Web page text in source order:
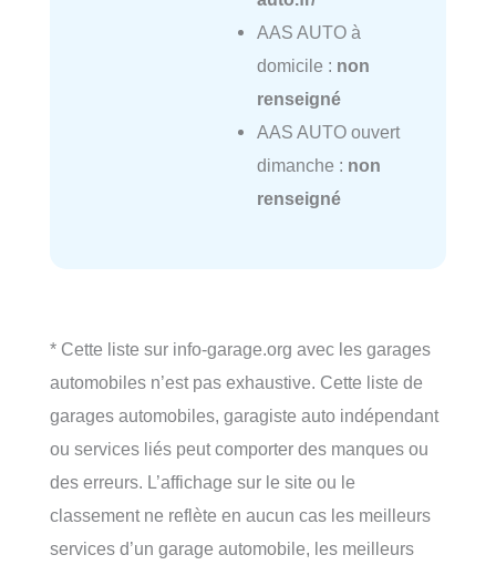
AAS AUTO à
domicile : non
renseigné
AAS AUTO ouvert
dimanche : non
renseigné
* Cette liste sur info-garage.org avec les garages
automobiles n’est pas exhaustive. Cette liste de
garages automobiles, garagiste auto indépendant
ou services liés peut comporter des manques ou
des erreurs. L’affichage sur le site ou le
classement ne reflète en aucun cas les meilleurs
services d’un garage automobile, les meilleurs